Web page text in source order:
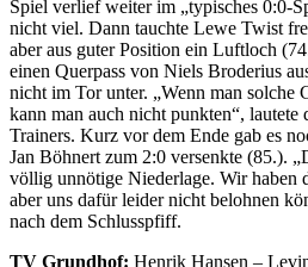
Spiel verlief weiter im „typisches 0:0-
nicht viel. Dann tauchte Lewe Twist
aber aus guter Position ein Luftloch
einen Querpass von Niels Broderius
nicht im Tor unter. „Wenn man solche
kann man auch nicht punkten“, lautete
Trainers. Kurz vor dem Ende gab es
Jan Böhnert zum 2:0 versenkte (85.).
völlig unnötige Niederlage. Wir haben
aber uns dafür leider nicht belohnen
nach dem Schlusspfiff.
TV Grundhof: Henrik Hansen –